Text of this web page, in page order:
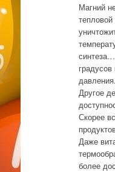
Магний
давления.
Другое
Скорее
Даже
более